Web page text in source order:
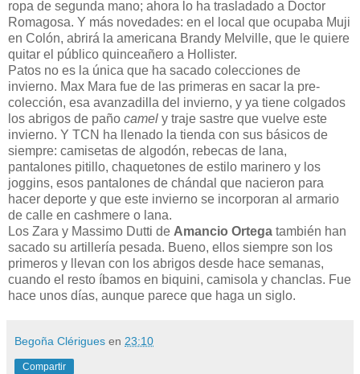
ropa de segunda mano; ahora lo ha trasladado a Doctor
Romagosa. Y más novedades: en el local que ocupaba Muji
en Colón, abrirá la americana Brandy Melville, que le quiere
quitar el público quinceañero a Hollister.
Patos no es la única que ha sacado colecciones de
invierno. Max Mara fue de las primeras en sacar la pre-
colección, esa avanzadilla del invierno, y ya tiene colgados
los abrigos de paño camel y traje sastre que vuelve este
invierno. Y TCN ha llenado la tienda con sus básicos de
siempre: camisetas de algodón, rebecas de lana,
pantalones pitillo, chaquetones de estilo marinero y los
joggins, esos pantalones de chándal que nacieron para
hacer deporte y que este invierno se incorporan al armario
de calle en cashmere o lana.
Los Zara y Massimo Dutti de Amancio Ortega también han
sacado su artillería pesada. Bueno, ellos siempre son los
primeros y llevan con los abrigos desde hace semanas,
cuando el resto íbamos en biquini, camisola y chanclas. Fue
hace unos días, aunque parece que haga un siglo.
Begoña Clérigues en 23:10
Compartir